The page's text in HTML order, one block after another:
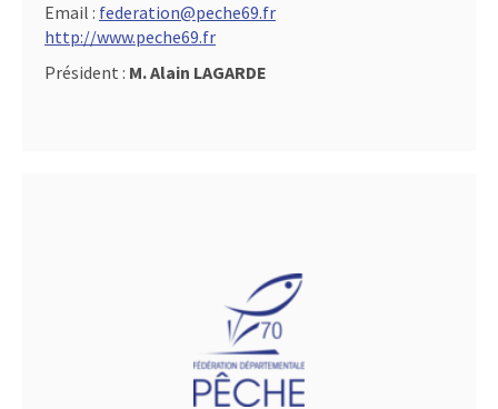
Email : federation@peche69.fr
http://www.peche69.fr
Président : M. Alain LAGARDE